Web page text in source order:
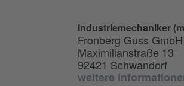
Industriemechaniker
Fronberg Guss GmbH
Maximilianstraße 13
92421 Schwandorf
weitere